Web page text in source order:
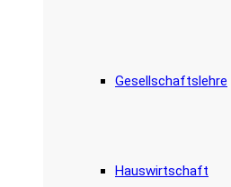
Gesellschaftslehre
Hauswirtschaft